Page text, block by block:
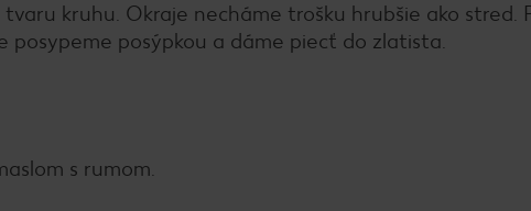
kruhu. Okraje necháme trošku hrubšie ako stred.
posypeme posýpkou a dáme piecť do zlatista.
s rumom.